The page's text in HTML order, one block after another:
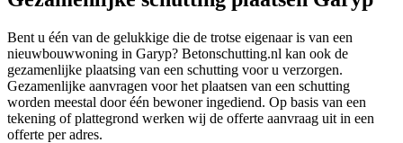
Bent u één van de gelukkige die de trotse eigenaar is van een
nieuwbouwwoning in Garyp? Betonschutting.nl kan ook de
gezamenlijke plaatsing van een schutting voor u verzorgen.
Gezamenlijke aanvragen voor het plaatsen van een schutting
worden meestal door één bewoner ingediend. Op basis van een
tekening of plattegrond werken wij de offerte aanvraag uit in een
offerte per adres.